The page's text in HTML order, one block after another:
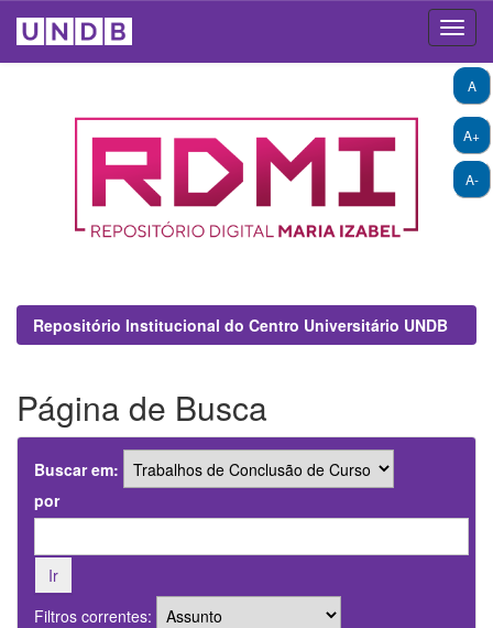
A+
A-
A
Repositório Institucional do Centro Universitário UNDB
Página de Busca
Buscar em:
por
Filtros correntes: